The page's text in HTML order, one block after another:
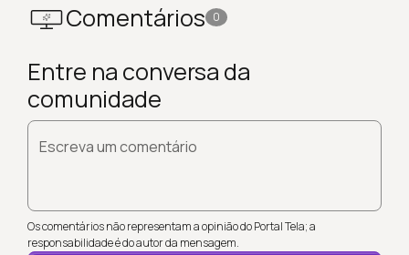
Comentários 0
Entre na conversa da
comunidade
Escreva um comentário
Os comentários não representam a opinião do Portal Tela; a
responsabilidade é do autor da mensagem.